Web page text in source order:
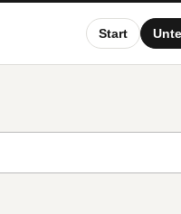
Start